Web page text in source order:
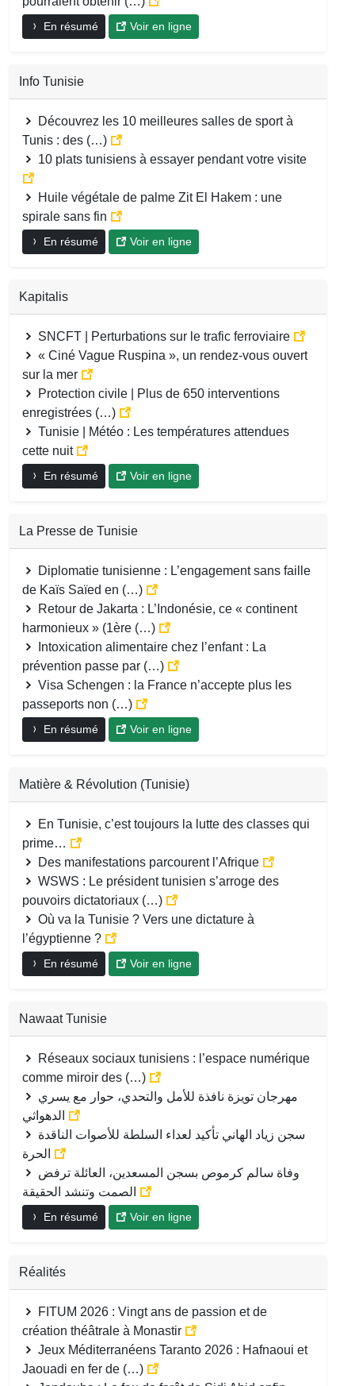
En résumé Voir en ligne
Info Tunisie
Découvrez les 10 meilleures salles de sport à
Tunis : des (…)
10 plats tunisiens à essayer pendant votre visite
Huile végétale de palme Zit El Hakem : une
spirale sans fin
En résumé Voir en ligne
Kapitalis
SNCFT | Perturbations sur le trafic ferroviaire
« Ciné Vague Ruspina », un rendez-vous ouvert
sur la mer
Protection civile | Plus de 650 interventions
enregistrées (…)
Tunisie | Météo : Les températures attendues
cette nuit
En résumé Voir en ligne
La Presse de Tunisie
Diplomatie tunisienne : L’engagement sans faille
de Kaïs Saïed en (…)
Retour de Jakarta : L’Indonésie, ce « continent
harmonieux » (1ère (…)
Intoxication alimentaire chez l’enfant : La
prévention passe par (…)
Visa Schengen : la France n’accepte plus les
passeports non (…)
En résumé Voir en ligne
Matière & Révolution (Tunisie)
En Tunisie, c’est toujours la lutte des classes qui
prime…
Des manifestations parcourent l’Afrique
WSWS : Le président tunisien s’arroge des
pouvoirs dictatoriaux (…)
Où va la Tunisie ? Vers une dictature à
l’égyptienne ?
En résumé Voir en ligne
Nawaat Tunisie
Réseaux sociaux tunisiens : l’espace numérique
comme miroir des (…)
En résumé Voir en ligne
Réalités
FITUM 2026 : Vingt ans de passion et de
création théâtrale à Monastir
Jeux Méditerranéens Taranto 2026 : Hafnaoui et
Jaouadi en fer de (…)